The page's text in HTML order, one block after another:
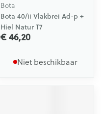
Bota
Bota 40/ii Vlakbrei Ad-p +
Hiel Natur T7
€ 46,20
Niet beschikbaar